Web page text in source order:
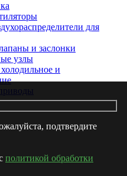
для
и заслонки
узлы
и
подтвердите
политикой обработки